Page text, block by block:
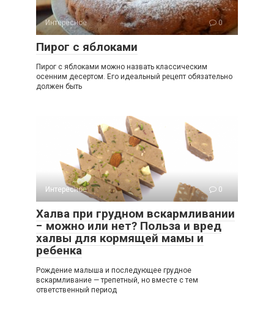
Интересное 0
Пирог с яблоками
Пирог с яблоками можно назвать классическим
осенним десертом. Его идеальный рецепт обязательно
должен быть
Интересное 0
Халва при грудном вскармливании
− можно или нет? Польза и вред
халвы для кормящей мамы и
ребенка
Рождение малыша и последующее грудное
вскармливание — трепетный, но вместе с тем
ответственный период